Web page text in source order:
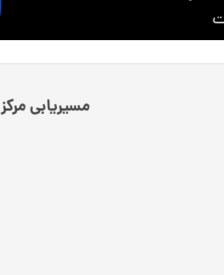
مسیریابی مرکز